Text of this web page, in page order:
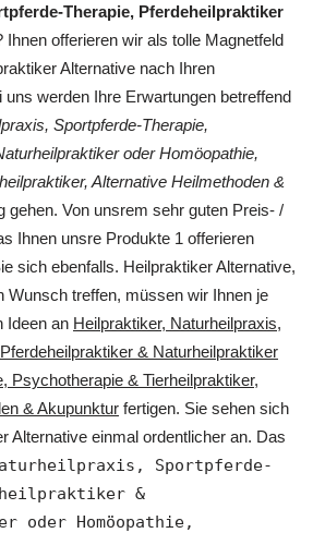
Therapie, Pferdeheilpraktiker
Ihnen offerieren wir als tolle Magnetfeld
Alternative nach Ihren
uns werden Ihre Erwartungen betreffend
Sportpferde-Therapie,
oder ‎Homöopathie,
Alternative Heilmethoden &
gehen. Von unsrem sehr guten Preis- /
Ihnen unsre Produkte 1 offerieren
sich ebenfalls. Heilpraktiker Alternative,
Wunsch treffen, müssen wir Ihnen je
Ideen an Heilpraktiker, Naturheilpraxis,
& Naturheilpraktiker
‎Psychotherapie & ‎Tierheilpraktiker,
& Akupunktur fertigen. Sie sehen sich
Alternative einmal ordentlicher an. Das
Sportpferde-
&
oder ‎Homöopathie,